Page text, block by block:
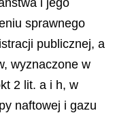
sprawnego
publicznej, a
wyznaczone w
2 lit. a i h, w
naftowej i gazu